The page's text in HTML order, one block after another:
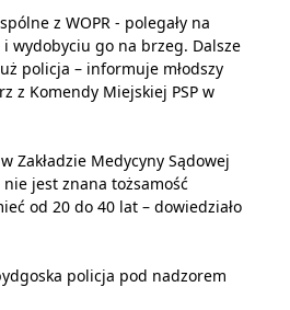
z WOPR - polegały na
i wydobyciu go na brzeg. Dalsze
policja – informuje młodszy
z Komendy Miejskiej PSP w
Zakładzie Medycyny Sądowej
jest znana tożsamość
od 20 do 40 lat – dowiedziało
policja pod nadzorem